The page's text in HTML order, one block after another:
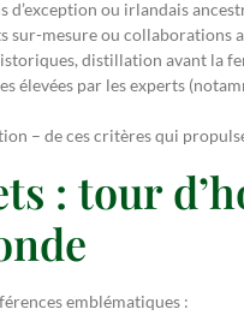
d’exception ou irlandais
sur-mesure ou collaborations
distillation avant la
élevées par les experts
– de ces critères qui
: tour
emblématiques :